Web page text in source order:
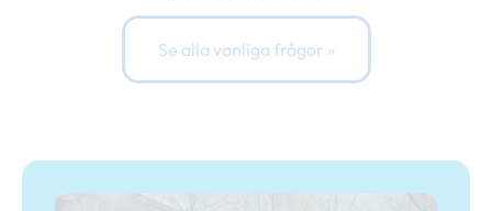
Se alla vanliga frågor »